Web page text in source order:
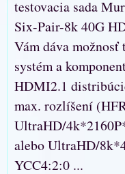
testovacia sada
Six-Pair-8k 40G
Vám dáva možnosť
systém a
HDMI2.1
max. rozlíšení
UltraHD/
alebo UltraHD/
YCC4:2:0 ...